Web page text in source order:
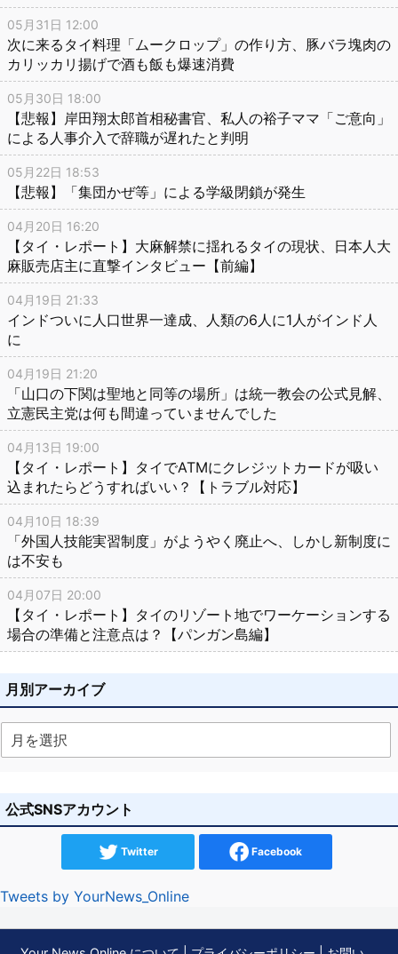
05月31日 12:00
次に来るタイ料理「ムークロップ」の作り方、豚バラ塊肉の
カリッカリ揚げで酒も飯も爆速消費
05月30日 18:00
【悲報】岸田翔太郎首相秘書官、私人の裕子ママ「ご意向」
による人事介入で辞職が遅れたと判明
05月22日 18:53
【悲報】「集団かぜ等」による学級閉鎖が発生
04月20日 16:20
【タイ・レポート】大麻解禁に揺れるタイの現状、日本人大
麻販売店主に直撃インタビュー【前編】
04月19日 21:33
インドついに人口世界一達成、人類の6人に1人がインド人
に
04月19日 21:20
「山口の下関は聖地と同等の場所」は統一教会の公式見解、
立憲民主党は何も間違っていませんでした
04月13日 19:00
【タイ・レポート】タイでATMにクレジットカードが吸い
込まれたらどうすればいい？【トラブル対応】
04月10日 18:39
「外国人技能実習制度」がようやく廃止へ、しかし新制度に
は不安も
04月07日 20:00
【タイ・レポート】タイのリゾート地でワーケーションする
場合の準備と注意点は？【パンガン島編】
月別アーカイブ
公式SNSアカウント
Twitter Facebook
Tweets by YourNews_Online